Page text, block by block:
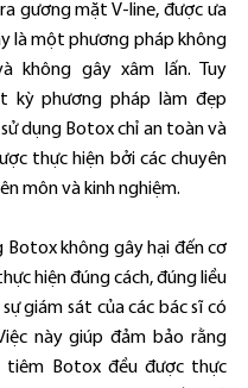
gương mặt V-line, được ưa
là một phương pháp không
không gây xâm lấn. Tuy
kỳ phương pháp làm đẹp
dụng Botox chỉ an toàn và
thực hiện bởi các chuyên
môn và kinh nghiệm.
Botox không gây hại đến cơ
hiện đúng cách, đúng liều
giám sát của các bác sĩ có
này giúp đảm bảo rằng
tiêm Botox đều được thực